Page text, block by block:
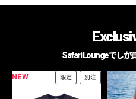
Safari Loungeでしか
NEW 限定 別注